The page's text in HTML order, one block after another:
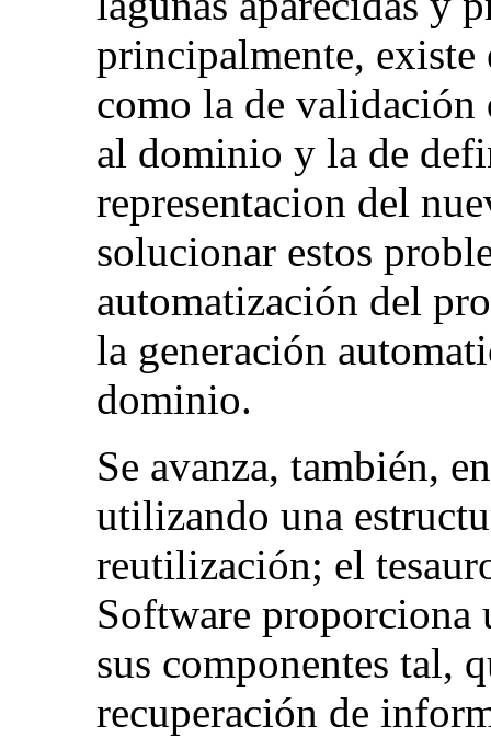
principalmente, existe
como la de
al dominio y la de
representacion del
solucionar estos
automatización del
la generación
dominio.
Se avanza, también,
utilizando una
reutilización; el
Software proporciona
sus componentes tal,
recuperación de